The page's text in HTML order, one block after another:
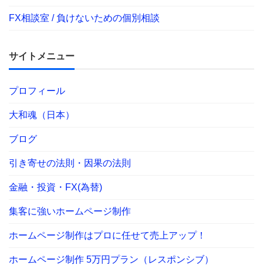
FX相談室 / 負けないための個別相談
サイトメニュー
プロフィール
大和魂（日本）
ブログ
引き寄せの法則・因果の法則
金融・投資・FX(為替)
集客に強いホームページ制作
ホームページ制作はプロに任せて売上アップ！
ホームページ制作 5万円プラン（レスポンシブ）